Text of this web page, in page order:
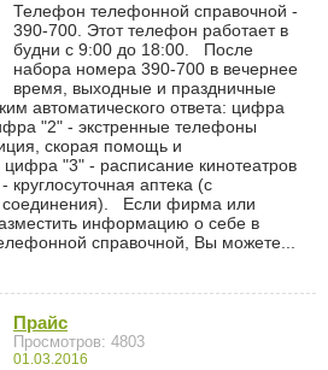
Телефон телефонной справочной -
390-700. Этот телефон работает в
будни с 9:00 до 18:00. После
набора номера 390-700 в вечернее
время, выходные и праздничные
автоматического ответа: цифра
"2" - экстренные телефоны
скорая помощь и
"3" - расписание кинотеатров
аптека (с
соединения). Если фирма или
информацию о себе в
справочной, Вы можете...
Прайс
Просмотров: 4803
01.03.2016